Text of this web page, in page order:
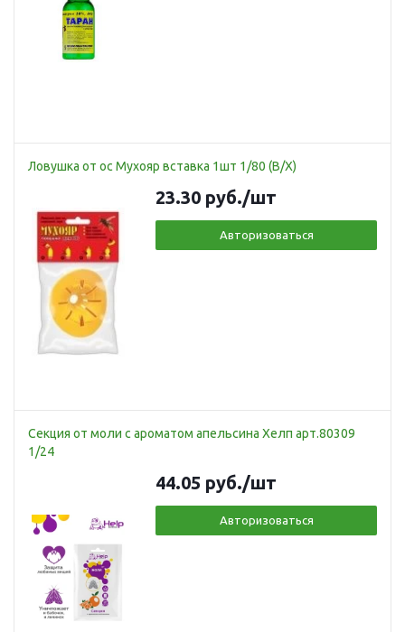
Ловушка от ос Мухояр вставка 1шт 1/80 (В/Х)
23.30 руб./шт
Авторизоваться
Секция от моли с ароматом апельсина Хелп арт.80309
1/24
44.05 руб./шт
Авторизоваться